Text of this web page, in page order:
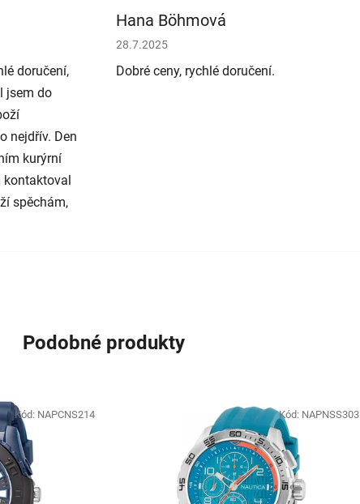
hvězdiček.
doručení,
jsem do
nejdřív. Den
kurýrní
kontaktoval
spěchám,
Hana Böhmová
Hodnocení obchodu je 5 z 5 hvězdiček.
28.7.2025
Dobré ceny, rychlé doručení.
Podobné produkty
Kód: NAPCNS214 Kód: NAPNSS303